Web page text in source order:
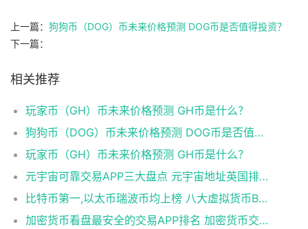
上一篇： 狗狗币（DOG）币未来价格预测 DOG币是否值得投资？
下一篇：
相关推荐
玩家币（GH）币未来价格预测 GH币是什么？
狗狗币（DOG）币未来价格预测 DOG币是否值得投资？
玩家币（GH）币未来价格预测 GH币是什么？
元宇宙可靠交易APP三大盘点 元宇宙地址英国排行榜2025年
比特币第一,以太币瑞波币均上榜 八大虚拟货币BTC交易所排行榜
​加密货币看盘最安全的交易APP排名 加密货币交易所最多人用iOS排行榜